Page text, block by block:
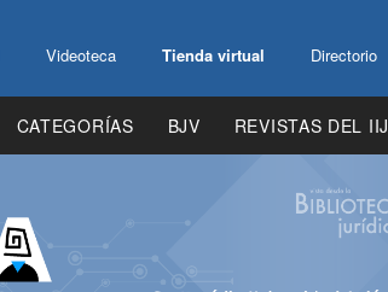
Videoteca Tienda virtual Directorio
CATEGORÍAS BJV REVISTAS DEL IIJ